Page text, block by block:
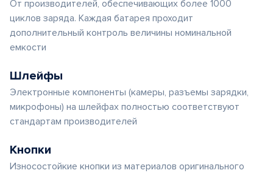
От производителей, обеспечивающих более 1000
циклов заряда. Каждая батарея проходит
дополнительный контроль величины номинальной
емкости
Шлейфы
Электронные компоненты (камеры, разъемы зарядки,
микрофоны) на шлейфах полностью соответствуют
стандартам производителей
Кнопки
Износостойкие кнопки из материалов оригинального